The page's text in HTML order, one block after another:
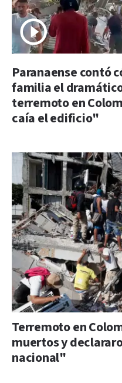
Paranaense contó
familia el
terremoto en
caía el edificio"
Terremoto en
muertos y
nacional"